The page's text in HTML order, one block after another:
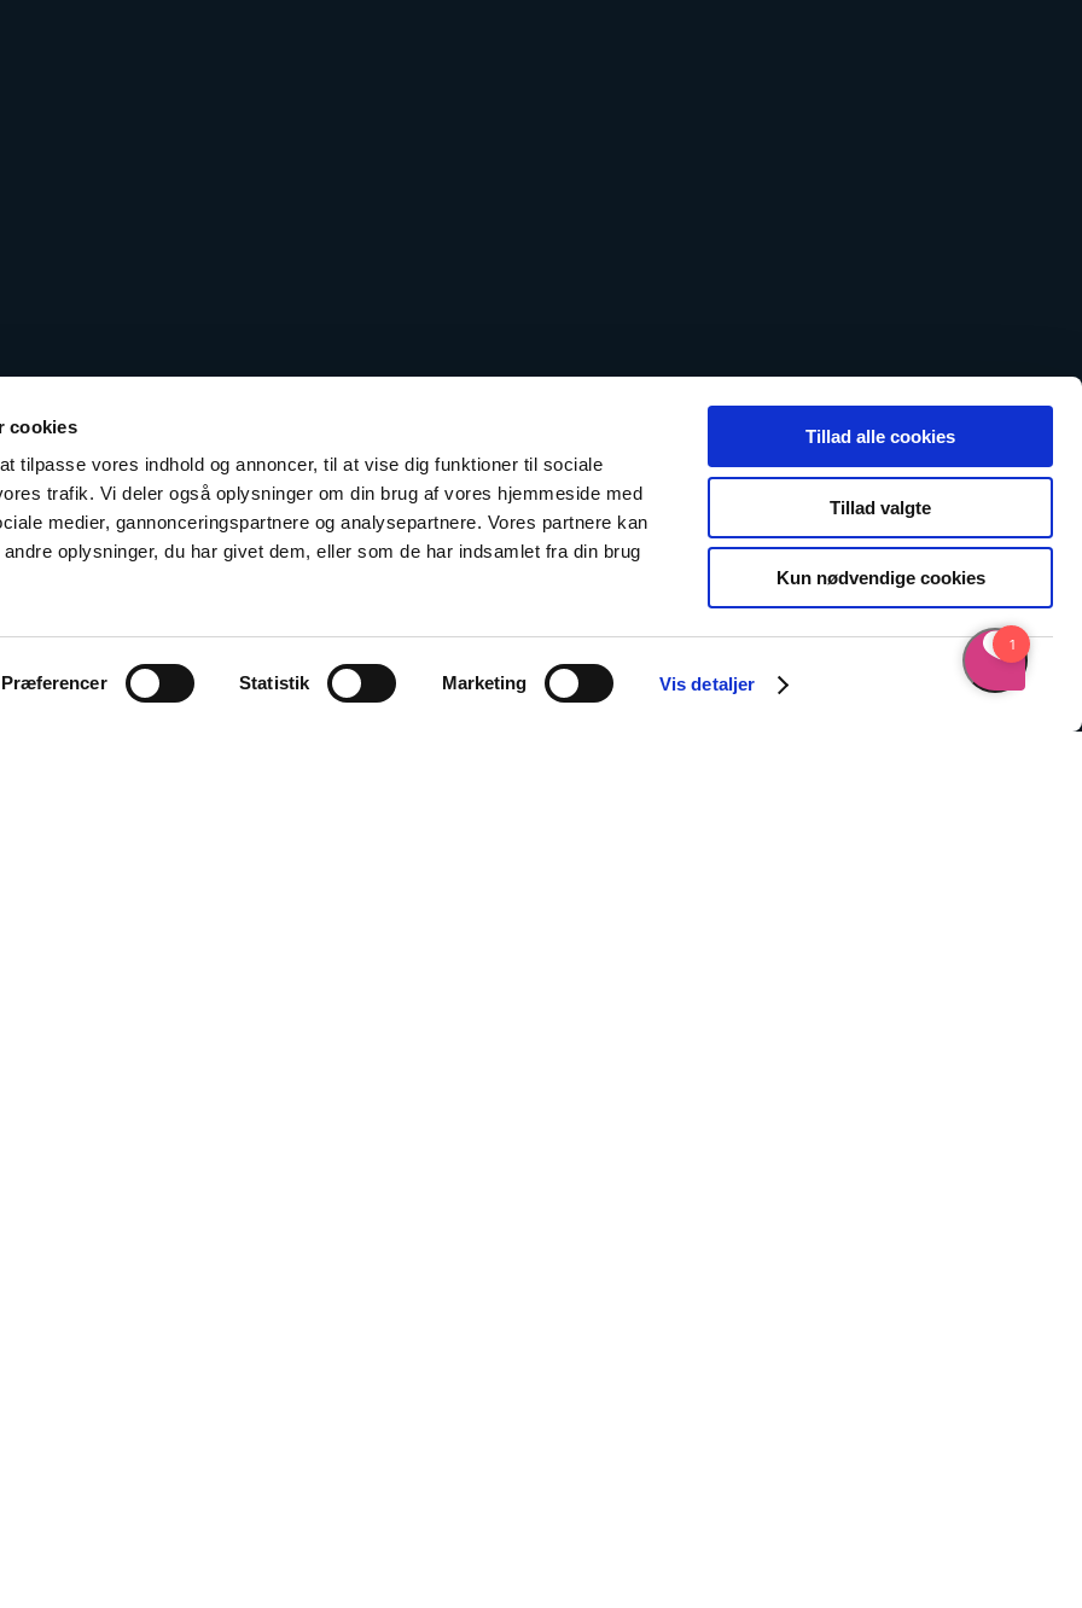
cookies
tilpasse vores indhold og annoncer, til at vise dig funktioner til sociale
trafik. Vi deler også oplysninger om din brug af vores hjemmeside med
medier, gannonceringspartnere og analysepartnere. Vores partnere kan
oplysninger, du har givet dem, eller som de har indsamlet fra din brug
Præferencer Statistik Marketing Vis detaljer
Tillad alle cookies
Tillad valgte
Kun nødvendige cookies